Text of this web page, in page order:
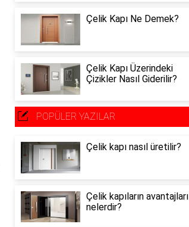
Çelik Kapı Ne Demek?
Çelik Kapı Üzerindeki
Çizikler Nasıl Giderilir?
POPÜLER YAZILAR
Çelik kapı nasıl üretilir?
Çelik kapıların avantajları
nelerdir?